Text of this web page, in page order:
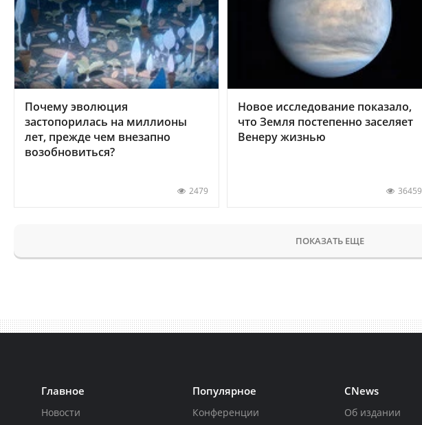
Почему эволюция
застопорилась на миллионы
лет, прежде чем внезапно
возобновиться?
2479
Новое исследование показало,
что Земля постепенно заселяет
Венеру жизнью
36459
ПОКАЗАТЬ ЕЩЕ
Главное
Новости
Популярное
Конференции
CNews
Об издании